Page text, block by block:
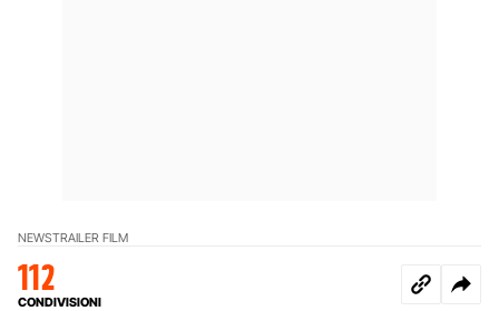
NEWSTRAILER FILM
112
CONDIVISIONI